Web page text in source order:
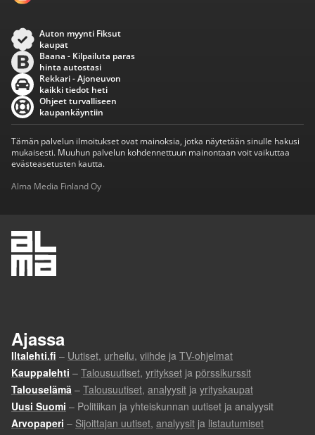
Auton myynti Fiksut
kaupat
Baana - Kilpailuta paras
hinta autostasi
Rekkari - Ajoneuvon
kaikki tiedot heti
Ohjeet turvalliseen
kaupankäyntiin
Tämän palvelun ilmoitukset ovat mainoksia, jotka näytetään sinulle hakusi
mukaisesti. Muuhun palvelun kohdennettuun mainontaan voit vaikuttaa
evästeasetusten kautta.
Alma Media Finland Oy